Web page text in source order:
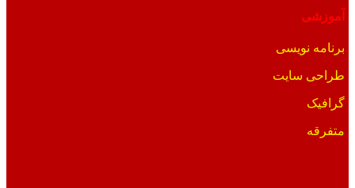
آموزشی
برنامه نویسی
طراحی سایت
گرافیک
متفرقه